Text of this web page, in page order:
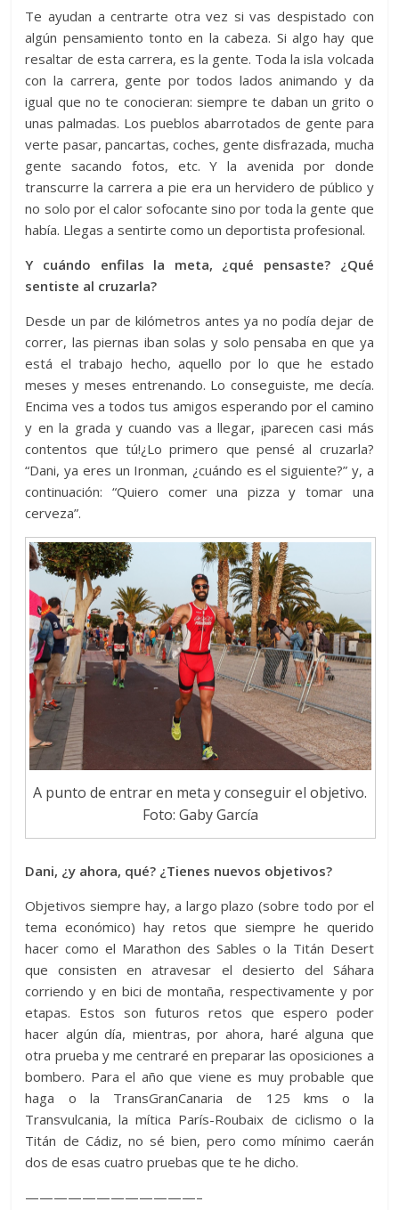
Te ayudan a centrarte otra vez si vas despistado con
algún pensamiento tonto en la cabeza. Si algo hay que
resaltar de esta carrera, es la gente. Toda la isla volcada
con la carrera, gente por todos lados animando y da
igual que no te conocieran: siempre te daban un grito o
unas palmadas. Los pueblos abarrotados de gente para
verte pasar, pancartas, coches, gente disfrazada, mucha
gente sacando fotos, etc. Y la avenida por donde
transcurre la carrera a pie era un hervidero de público y
no solo por el calor sofocante sino por toda la gente que
había. Llegas a sentirte como un deportista profesional.
Y cuándo enfilas la meta, ¿qué pensaste? ¿Qué
sentiste al cruzarla?
Desde un par de kilómetros antes ya no podía dejar de
correr, las piernas iban solas y solo pensaba en que ya
está el trabajo hecho, aquello por lo que he estado
meses y meses entrenando. Lo conseguiste, me decía.
Encima ves a todos tus amigos esperando por el camino
y en la grada y cuando vas a llegar, ¡parecen casi más
contentos que tú!¿Lo primero que pensé al cruzarla?
“Dani, ya eres un Ironman, ¿cuándo es el siguiente?” y, a
continuación: “Quiero comer una pizza y tomar una
cerveza”.
A punto de entrar en meta y conseguir el objetivo.
Foto: Gaby García
Dani, ¿y ahora, qué? ¿Tienes nuevos objetivos?
Objetivos siempre hay, a largo plazo (sobre todo por el
tema económico) hay retos que siempre he querido
hacer como el Marathon des Sables o la Titán Desert
que consisten en atravesar el desierto del Sáhara
corriendo y en bici de montaña, respectivamente y por
etapas. Estos son futuros retos que espero poder
hacer algún día, mientras, por ahora, haré alguna que
otra prueba y me centraré en preparar las oposiciones a
bombero. Para el año que viene es muy probable que
haga o la TransGranCanaria de 125 kms o la
Transvulcania, la mítica París-Roubaix de ciclismo o la
Titán de Cádiz, no sé bien, pero como mínimo caerán
dos de esas cuatro pruebas que te he dicho.
————————————–